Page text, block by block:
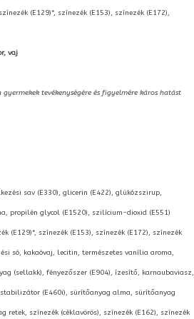
(E129)*, színezék (E153), színezék (E172),
vaj
gyermekek tevékenységére és figyelmére káros hatást
sav (E330), glicerin (E422), glükózszirup,
propilén glycol (E1520), szilícium-dioxid (E551)
(E129)*, színezék (E153), színezék (E172), színezék
só, kakaóvaj, lecitin, természetes vanília aroma,
(sellakk), fényezőszer (E904), ízesítő, karnaubaviasz,
(E460i), sürítőanyag alma, sürítőanyag
színezék (céklavörös), színezék (E162), színezék